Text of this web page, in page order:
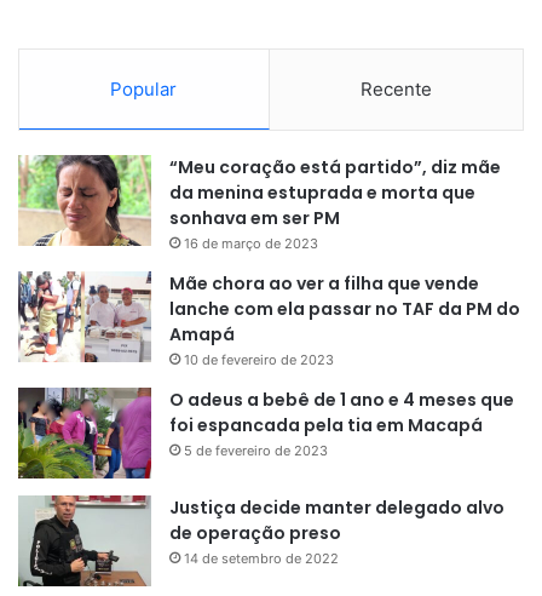
Popular Recente
“Meu coração está partido”, diz mãe
da menina estuprada e morta que
sonhava em ser PM
16 de março de 2023
Mãe chora ao ver a filha que vende
lanche com ela passar no TAF da PM do
Amapá
10 de fevereiro de 2023
O adeus a bebê de 1 ano e 4 meses que
foi espancada pela tia em Macapá
5 de fevereiro de 2023
Justiça decide manter delegado alvo
de operação preso
14 de setembro de 2022